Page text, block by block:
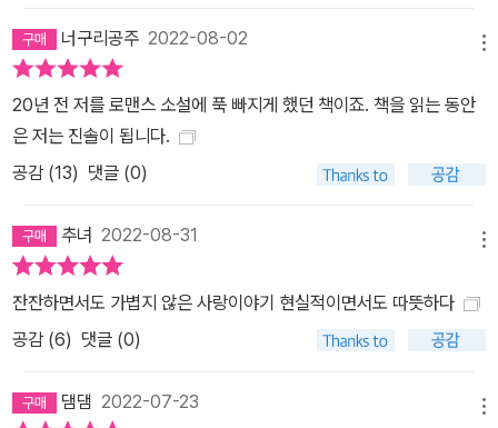
너구리공주 2022-08-02
20년 전 저를 로맨스 소설에 푹 빠지게 했던 책이죠. 책을 읽는 동안
은 저는 진솔이 됩니다.
공감 (13) 댓글 (0)
추녀 2022-08-31
잔잔하면서도 가볍지 않은 사랑이야기 현실적이면서도 따뜻하다
공감 (6) 댓글 (0)
댐댐 2022-07-23